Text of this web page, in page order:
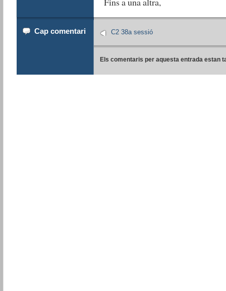
Cap comentari C2 38a sessió
Els comentaris per aquesta entrada estan